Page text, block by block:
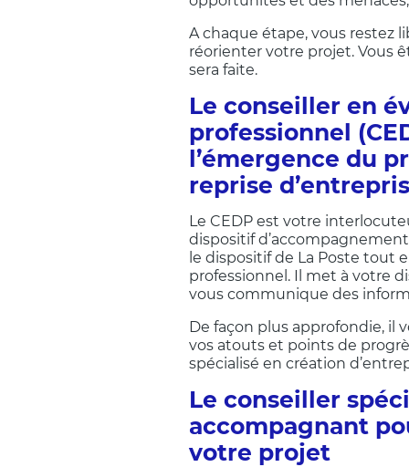
A chaque étape, vous restez
réorienter votre projet. Vous
sera faite.
Le conseiller en
professionnel
l’émergence du
reprise
Le CEDP est votre
dispositif
le dispositif de La Poste tout
professionnel. Il met à votre
vous communique des
De façon plus approfondie, il
vos atouts et points de
spécialisé en création
Le conseiller
accompagnant
votre projet